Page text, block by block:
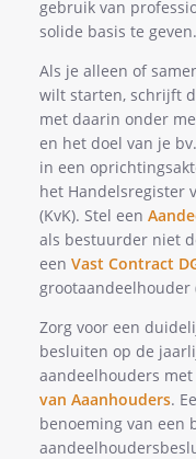
gebruik van
solide basis te geven.
Als je alleen of
wilt starten, schrijft
met daarin onder
en het doel van je
in een
het Handelsregister
(KvK). Stel een
als bestuurder niet
een Vast Contract
grootaandeelhouder
Zorg voor een
besluiten op de
aandeelhouders met
van Aaanhouders.
benoeming van een